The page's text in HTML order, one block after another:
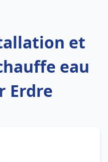
et
eau
Erdre